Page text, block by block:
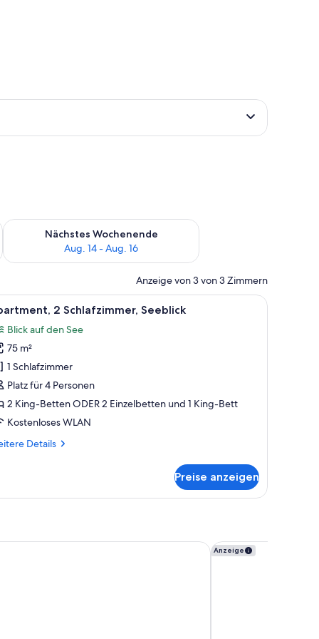
Aug. 7 - Aug. 9.
Nächstes Wochenende
Aug. 14 - Aug. 16
Überprüfe die Verfügbarkeit für nächstes Wochenende, Aug.
Anzeige von 3 von 3 Zimmern
Grün.Babybetten, kostenloses WLAN
Schlafzimmer,
Ein modernes Wohnzimmer mit einer
14 2 Schlafzimmer, Seeblick
Blick auf den See
75 m²
1 Schlafzimmer
Platz für 4 Personen
2 King-Betten ODER 2 Einzelbetten und 1 King-Bett
Kostenloses WLAN
Details
Preise anzeigen
Anzeige
The Carlin Boutique